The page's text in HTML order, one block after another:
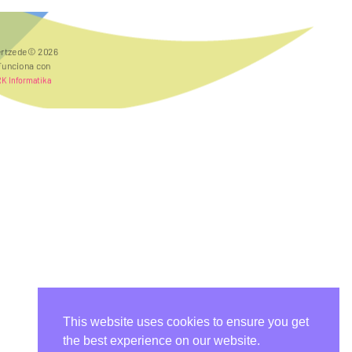
2026
con
Informatika
This website uses cookies to ensure you get
the best experience on our website.